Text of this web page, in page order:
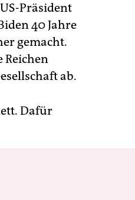
Präsident
40 Jahre
gemacht.
Reichen
ab.
Dafür